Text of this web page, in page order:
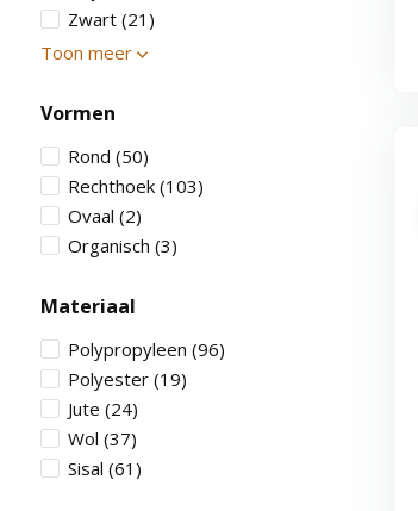
Zwart (21)
Toon meer
Vormen
Rond (50)
Rechthoek (103)
Ovaal (2)
Organisch (3)
Materiaal
Polypropyleen (96)
Polyester (19)
Jute (24)
Wol (37)
Sisal (61)